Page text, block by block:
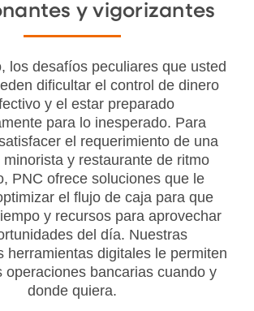
y vigorizantes
los desafíos peculiares que usted
dificultar el control de dinero
y el estar preparado
para lo inesperado. Para
el requerimiento de una
y restaurante de ritmo
PNC ofrece soluciones que le
el flujo de caja para que
y recursos para aprovechar
del día. Nuestras
herramientas digitales le permiten
operaciones bancarias cuando y
donde quiera.